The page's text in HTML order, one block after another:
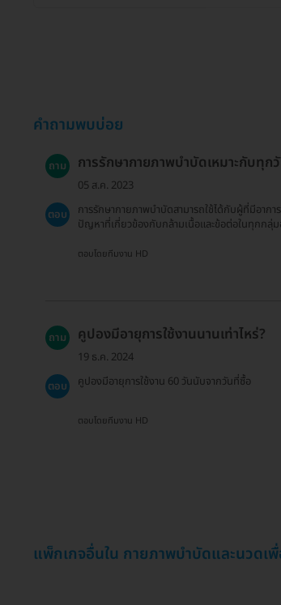
คำถามพบบ่อย
ถาม การรักษากายภาพบำบัดเหมาะกับทุก
05 ส.ค. 2023
ตอบ
การรักษากายภาพบำบัดสามารถใช้ได้กับผู้ที่มีอากา
ปัญหาที่เกี่ยวข้องกับกล้ามเนื้อและข้อต่อในทุกกลุ่ม
ตอบโดยทีมงาน HD
ถาม คูปองมีอายุการใช้งานนานเท่าไหร่?
19 ธ.ค. 2024
ตอบ
คูปองมีอายุการใช้งาน 60 วันนับจากวันที่ซื้อ
ตอบโดยทีมงาน HD
แพ็กเกจอื่นใน กายภาพบำบัดและนวดเ